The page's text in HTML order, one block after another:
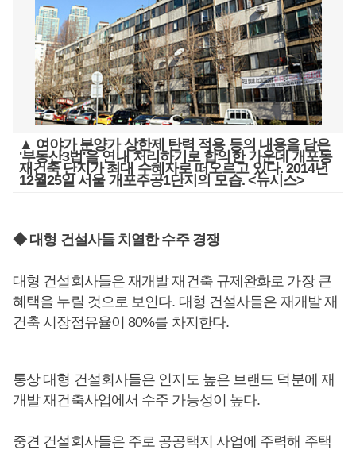
▲ 여야가 분양가 상한제 탄력 적용 등의 내용을 담은
'부동산3법'을 연내 처리하기로 합의한 가운데 개포동
재건축 단지가 최대 수혜자로 떠오르고 있다. 2014년
12월25일 서울 개포주공1단지의 모습. <뉴시스>
◆ 대형 건설사들 치열한 수주 경쟁
대형 건설회사들은 재개발 재건축 규제완화로 가장 큰
혜택을 누릴 것으로 보인다. 대형 건설사들은 재개발 재
건축 시장점유율이 80%를 차지한다.
통상 대형 건설회사들은 인지도 높은 브랜드 덕분에 재
개발 재건축사업에서 수주 가능성이 높다.
중견 건설회사들은 주로 공공택지 사업에 주력해 주택